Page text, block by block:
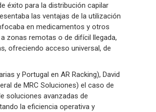
éxito para la distribución capilar
las ventajas de la utilización
en medicamentos y otros
zonas remotas o de difícil llegada,
ofreciendo acceso universal, de
y Portugal en AR Racking), David
de MRC Soluciones) el caso de
soluciones avanzadas de
la eficiencia operativa y